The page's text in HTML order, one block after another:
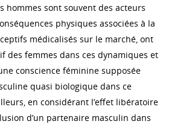
sont souvent des acteurs
physiques associées à la
médicalisés sur le marché, ont
femmes dans ces dynamiques et
conscience féminine supposée
quasi biologique dans ce
en considérant l’effet libératoire
d’un partenaire masculin dans